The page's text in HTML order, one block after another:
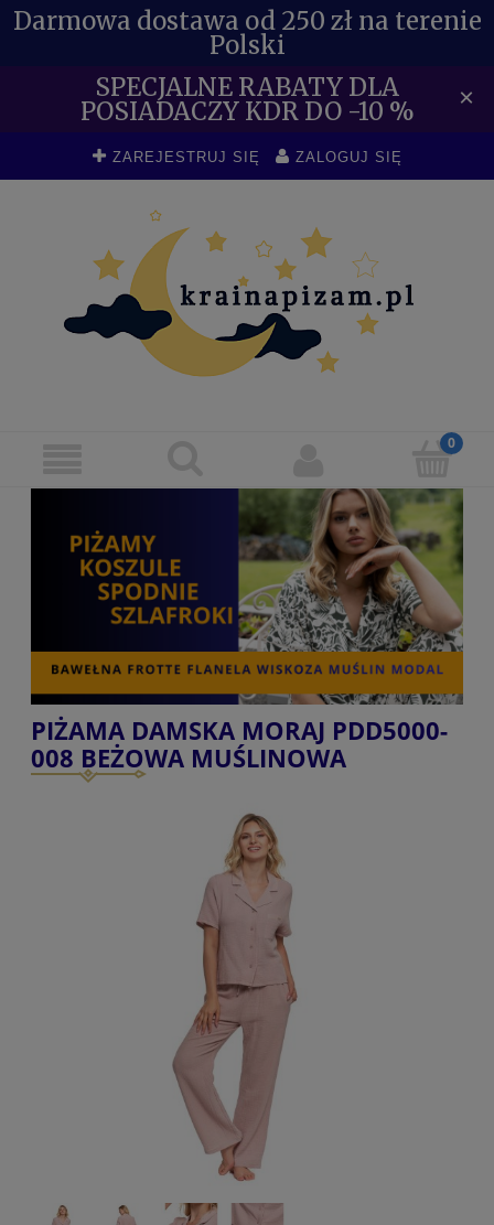
Darmowa dostawa od 250 zł na terenie
Polski
SPECJALNE RABATY DLA
POSIADACZY KDR DO -10 % ×
ZAREJESTRUJ SIĘ ZALOGUJ SIĘ
PIŻAMA DAMSKA MORAJ PDD5000-
008 BEŻOWA MUŚLINOWA